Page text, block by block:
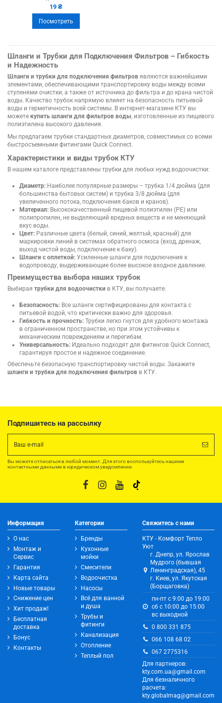
19 ₴
Посмотреть
Шланги и Трубки для Подключения Фильтров – Гибкость
и Надежность
Шланги и трубки для подключения фильтров являются важнейшими
элементами, обеспечивающими транспортировку воды между всеми
ступенями очистки, а также от источника до фильтра и до крана чистой
воды. Качество трубок напрямую влияет на безопасность питьевой
воды и герметичность всей системы. В интернет-магазине КТУ вы
можете купить шланги для фильтров воды , изготовленные из пищевого
полиэтилена высокого давления.
Мы предлагаем трубки стандартных диаметров, совместимых со всеми
быстросъемными фитингами Quick Connect.
Характеристики и виды трубок КТУ
В нашем каталоге представлены трубки для любых нужд водоочистки:
Диаметр: Наиболее популярные размеры – трубка 1/4 дюйма (для
большинства бытовых систем) и трубка 3/8 дюйма (для
увеличенного потока, подключения баков и кранов).
Материал: Высококачественный пищевой полиэтилен (PE) или
полипропилен, не выделяющий вредных веществ и не меняющий
вкус воды.
Цвет: Различные цвета (белый, синий, желтый, красный) для
маркировки линий в системах обратного осмоса (вход, дренаж,
выход чистой воды, подключение к баку).
Шланги с оплеткой: Усиленные шланги для подключения к
водопроводу, выдерживающие более высокое входное давление.
Преимущества выбора наших трубок
Выбирая трубки для водоочистки в КТУ, вы получаете:
Безопасность: Все шланги сертифицированы для контакта с
питьевой водой, что критически важно для здоровья.
Гибкость и прочность: Трубки легко гнутся для удобного монтажа
в ограниченном пространстве, но при этом устойчивы к
механическим повреждениям и перегибам.
Универсальность: Идеально подходят для фитингов Quick Connect,
гарантируя простое и надежное соединение.
Обеспечьте безопасную транспортировку чистой воды. Закажите
шланги и трубки для подключения фильтров в КТУ.
Подпишитесь на рассылку
Вы можете отписаться в любой момент. Для этого воспользуйтесь нашими
контактными данными в юридическом уведомлении.
Информация
О нас
Монтаж и
Сервис
Гарантия
Карта сайта
Новые товары
Снижение цен
Хит продаж!
Бесплатная
доставка
Бонус
Контакты
Категории
Бренды
Кухонные
мойки
Смесители
Водоочистка
Насосы
Всё для ванной
и душа
Трубы и
фитинги
Канализация
Отопление
Теплый пол
Свяжитесь с нами
КТУ - Комфорт Тепло
Уют
г. Днепр, ул. Ярослав
Мудрого (бывшая
Ленинградская), 45
г. Киев, ул. Якутская
(Борщаговка)
пн-пт с 9:00 до 19:00
сб с 10:00 до 15:00
вс выходной
0 800 331 875
066 108 68 02
067 2775316
Для партнеров:
kty.com.ua@gmail.com
Для безналичного
расчета:
kty.globalmag@gmail.com